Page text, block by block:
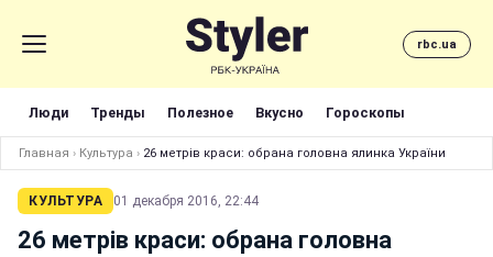
rbc.ua
Люди Тренды Полезное Вкусно Гороскопы
Главная › Культура › 26 метрів краси: обрана головна ялинка України
КУЛЬТУРА 01 декабря 2016, 22:44
26 метрів краси: обрана головна